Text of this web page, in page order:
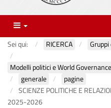
Menu
Sei qui: RICERCA
generale
pagine
SCIENZE POLITICHE E
2025-2026